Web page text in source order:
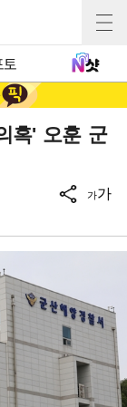
토
혹' 오훈 군
가가